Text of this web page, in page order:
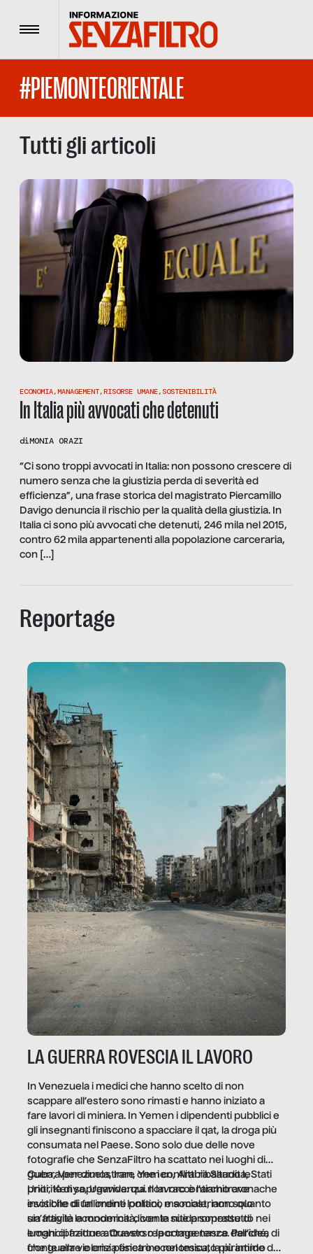
Menu
#PIEMONTEORIENTALE
Tutti gli articoli
ECONOMIA,MANAGEMENT,RISORSE UMANE, SOSTENIBILITÀ
In Italia più avvocati che detenuti
diMONIA ORAZI
“Ci sono troppi avvocati in Italia: non possono crescere di
numero senza che la giustizia perda di severità ed
efficienza”, una frase storica del magistrato Piercamillo
Davigo denuncia il rischio per la qualità della giustizia. In
Italia ci sono più avvocati che detenuti, 246 mila nel 2015,
contro 62 mila appartenenti alla popolazione carceraria,
con […]
Reportage
LA GUERRA ROVESCIA IL LAVORO
In Venezuela i medici che hanno scelto di non
scappare all’estero sono rimasti e hanno iniziato a
fare lavori di miniera. In Yemen i dipendenti pubblici e
gli insegnanti finiscono a spacciare il qat, la droga più
consumata nel Paese. Sono solo due delle nove
fotografie che SenzaFiltro ha scattato nei luoghi di
guerra per dimostrare che i conflitti ribaltano le
priorità di sopravvivenza. Il lavoro è l’architrave
invisibile di un ordine politico e sociale, non solo
un’attività economica: diventa nitida soprattutto nei
luoghi di frattura. Questo reportage nasce dall’idea
che guerre e crisi penetrino nel tessuto più intimo
Cuba, Venezuela, Iran, Yemen, Arabia Saudita, Stati
Uniti, Kenya, Uganda: qui non raccontiamo cronache
esotiche di fallimenti lontani, ma mostriamo quanto
sia fragile la modernità, con le sue promesse di
emancipazione attraverso la competenza. Perché, di
fronte alla violenza fisica o economica, la piramide del